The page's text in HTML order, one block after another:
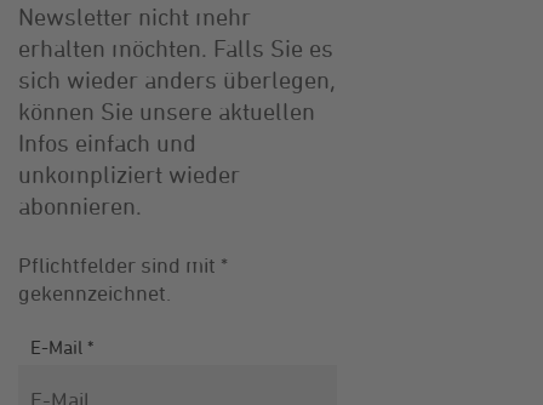
Newsletter nicht mehr
erhalten möchten. Falls Sie es
sich wieder anders überlegen,
können Sie unsere aktuellen
Infos einfach und
unkompliziert wieder
abonnieren.
Pflichtfelder sind mit *
gekennzeichnet.
Newsletterabmeldung
E-Mail *